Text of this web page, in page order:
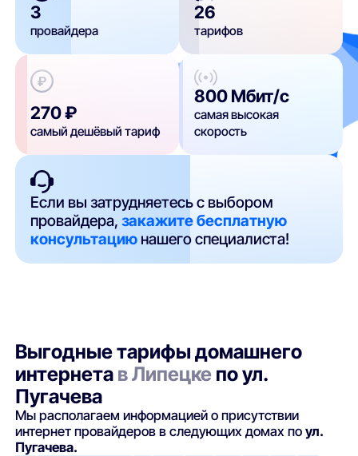
3
провайдера
26
тарифов
270 ₽
самый дешёвый тариф
800 Мбит/с
самая высокая
скорость
Если вы затрудняетесь с выбором
провайдера,закажите бесплатную
консультацию нашего специалиста!
Выгодные тарифы домашнего
интернета в Липецке по ул.
Пугачева
Мы располагаем информацией о присутствии
интернет провайдеров в следующих домах поул.
Пугачева.